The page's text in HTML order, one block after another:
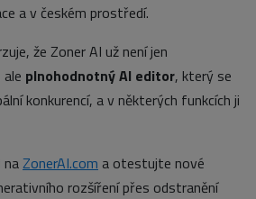
a v českém prostředí.
že Zoner AI už není jen
plnohodnotný AI editor, který se
konkurencí, a v některých funkcích ji
ZonerAI.com a otestujte nové
rozšíření přes odstranění